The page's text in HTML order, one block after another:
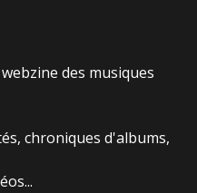
des musiques
chroniques d'albums,